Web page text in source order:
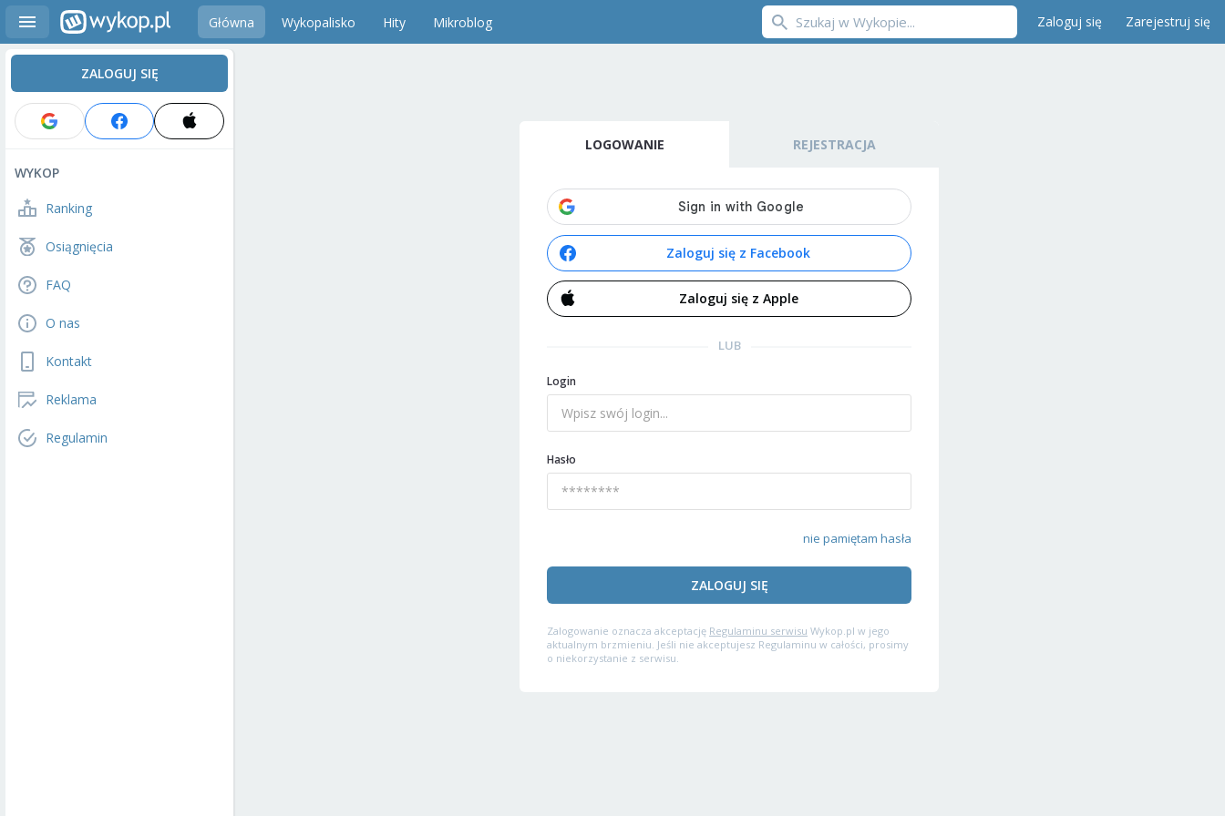
Główna Wykopalisko Hity Mikroblog Zaloguj się Zarejestruj się
ZALOGUJ SIĘ
WYKOP
Ranking
Osiągnięcia
FAQ
O nas
Kontakt
Reklama
Regulamin
LOGOWANIE REJESTRACJA
Zaloguj się z Facebook
Zaloguj się z Apple
LUB
Login
Hasło
nie pamiętam hasła
ZALOGUJ SIĘ
Zalogowanie oznacza akceptację Regulaminu serwisu Wykop.pl w jego
aktualnym brzmieniu. Jeśli nie akceptujesz Regulaminu w całości, prosimy
o niekorzystanie z serwisu.